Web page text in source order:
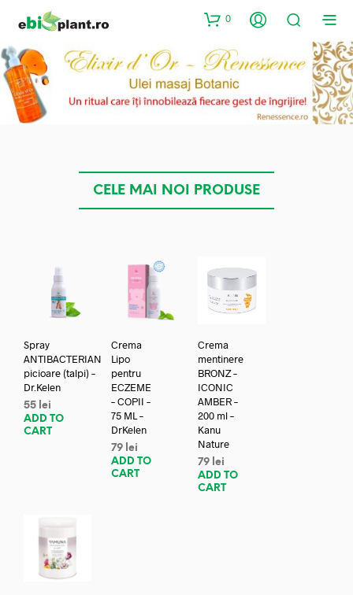
0
CELE MAI NOI PRODUSE
Spray
ANTIBACTERIAN
picioare (talpi) –
Dr.Kelen
55 lei
ADD TO
CART
Crema
Lipo
pentru
ECZEME
– COPII –
75 ML –
DrKelen
79 lei
ADD TO
CART
Crema
mentinere
BRONZ –
ICONIC
AMBER –
200 ml –
Kanu
Nature
79 lei
ADD TO
CART